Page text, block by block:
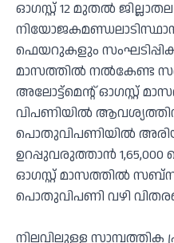
ഓഗസ്റ്റ് 12 മുതൽ
ഫെയറുകളും
മാസത്തിൽ നൽകേണ്ട
അലോട്ട്മെന്റ് ഓഗസ്റ്റ്
വിപണിയിൽ
പൊതുവിപണിയിൽ
ഉറപ്പുവരുത്താൻ
ഓഗസ്റ്റ് മാസത്തിൽ
പൊതുവിപണി വഴി
നിലവിലുള്ള സാമ്പത്തിക